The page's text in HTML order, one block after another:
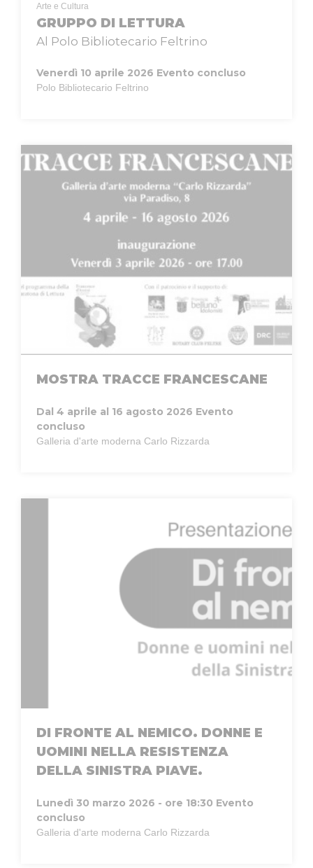
Arte e Cultura
GRUPPO DI LETTURA
Al Polo Bibliotecario Feltrino
Venerdì 10 aprile 2026 Evento concluso
Polo Bibliotecario Feltrino
MOSTRA TRACCE FRANCESCANE
Dal 4 aprile al 16 agosto 2026 Evento
concluso
Galleria d'arte moderna Carlo Rizzarda
DI FRONTE AL NEMICO. DONNE E
UOMINI NELLA RESISTENZA
DELLA SINISTRA PIAVE.
Lunedì 30 marzo 2026 - ore 18:30 Evento
concluso
Galleria d'arte moderna Carlo Rizzarda